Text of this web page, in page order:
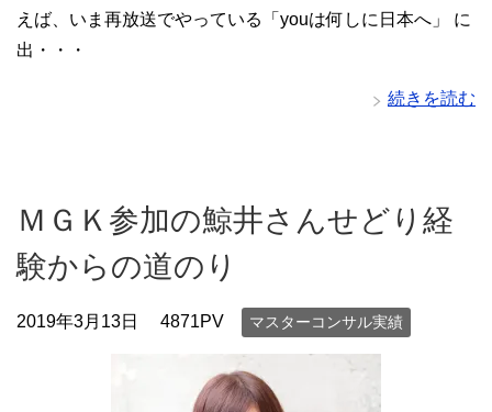
えば、いま再放送でやっている「youは何しに日本へ」 に
出・・・
続きを読む
ＭＧＫ参加の鯨井さんせどり経
験からの道のり
2019年3月13日 4871PV マスターコンサル実績